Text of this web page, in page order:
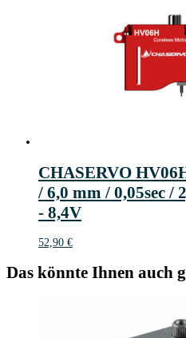
CHASERVO
/ 6,0 mm / 0,05sec /
- 8,4V
52,90 €
Das könnte Ihnen auch